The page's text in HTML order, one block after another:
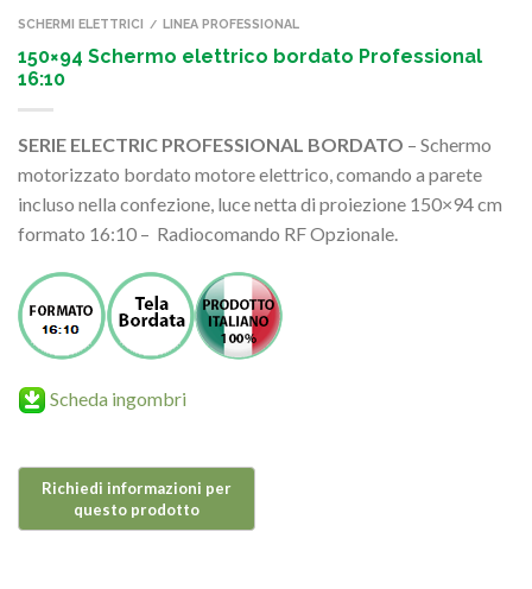
SCHERMI ELETTRICI / LINEA PROFESSIONAL
150×94 Schermo elettrico bordato Professional
16:10
SERIE ELECTRIC PROFESSIONAL BORDATO – Schermo
motorizzato bordato motore elettrico, comando a parete
incluso nella confezione, luce netta di proiezione 150×94 cm
formato 16:10 – Radiocomando RF Opzionale.
Scheda ingombri